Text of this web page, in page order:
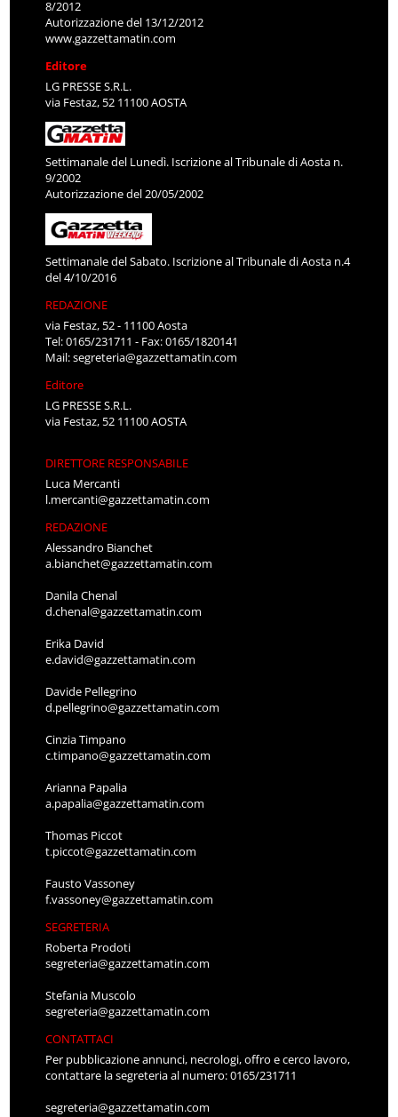
8/2012
Autorizzazione del 13/12/2012
www.gazzettamatin.com
Editore
LG PRESSE S.R.L.
via Festaz, 52 11100 AOSTA
Settimanale del Lunedì. Iscrizione al Tribunale di Aosta n.
9/2002
Autorizzazione del 20/05/2002
Settimanale del Sabato. Iscrizione al Tribunale di Aosta n.4
del 4/10/2016
REDAZIONE
via Festaz, 52 - 11100 Aosta
Tel: 0165/231711 - Fax: 0165/1820141
Mail:segreteria@gazzettamatin.com
Editore
LG PRESSE S.R.L.
via Festaz, 52 11100 AOSTA
DIRETTORE RESPONSABILE
Luca Mercanti
l.mercanti@gazzettamatin.com
REDAZIONE
Alessandro Bianchet
a.bianchet@gazzettamatin.com
Danila Chenal
d.chenal@gazzettamatin.com
Erika David
e.david@gazzettamatin.com
Davide Pellegrino
d.pellegrino@gazzettamatin.com
Cinzia Timpano
c.timpano@gazzettamatin.com
Arianna Papalia
a.papalia@gazzettamatin.com
Thomas Piccot
t.piccot@gazzettamatin.com
Fausto Vassoney
f.vassoney@gazzettamatin.com
SEGRETERIA
Roberta Prodoti
segreteria@gazzettamatin.com
Stefania Muscolo
segreteria@gazzettamatin.com
CONTATTACI
Per pubblicazione annunci, necrologi, offro e cerco lavoro,
contattare la segreteria al numero: 0165/231711
segreteria@gazzettamatin.com